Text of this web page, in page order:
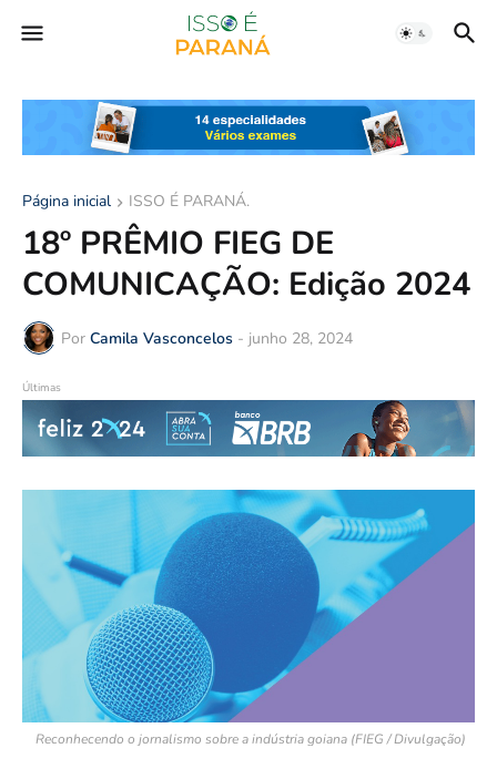
Página inicial ISSO É PARANÁ.
18º PRÊMIO FIEG DE
COMUNICAÇÃO: Edição 2024
Por Camila Vasconcelos - junho 28, 2024
Últimas
Reconhecendo o jornalismo sobre a indústria goiana (FIEG / Divulgação)